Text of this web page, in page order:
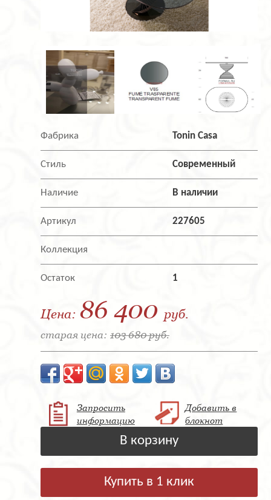
Фабрика Tonin Casa
Стиль Современный
Наличие В наличии
Артикул 227605
Коллекция
Остаток 1
Цена: 86 400 руб.
старая цена: 103 680 руб.
Запросить
информацию
Добавить в
блокнот
В корзину
Купить в 1 клик